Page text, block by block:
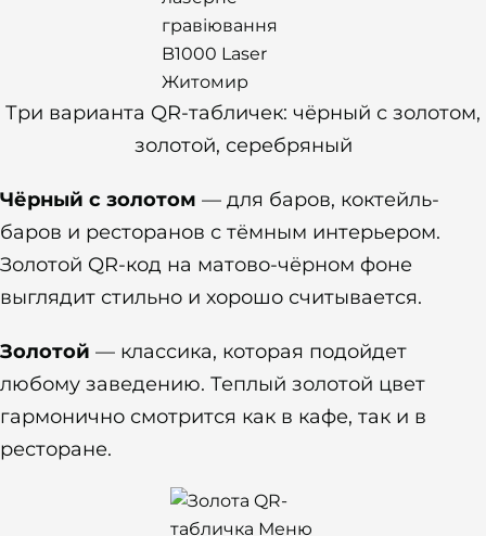
Три варианта QR-табличек: чёрный с золотом,
золотой, серебряный
Чёрный с золотом — для баров, коктейль-
баров и ресторанов с тёмным интерьером.
Золотой QR-код на матово-чёрном фоне
выглядит стильно и хорошо считывается.
Золотой — классика, которая подойдет
любому заведению. Теплый золотой цвет
гармонично смотрится как в кафе, так и в
ресторане.